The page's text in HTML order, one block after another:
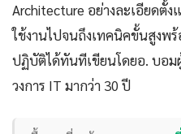
Architecture อย่างละเอียดตั้
ใช้งานไปจนถึงเทคนิคขั้นสูงพ
ปฏิบัติได้ทันทีเขียนโดยอ. บอม
วงการ IT มากว่า 30 ปี